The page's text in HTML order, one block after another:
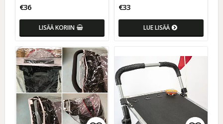
€36
LISÄÄ KORIIN
€33
LUE LISÄÄ